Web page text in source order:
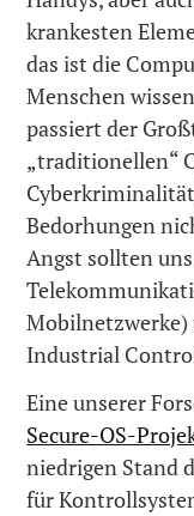
krankesten
das ist die
Menschen
passiert der
„traditionellen“
Bedorhungen
Angst sollten
Mobilnetzwerke)
Industrial
Eine unserer
Secure-OS-
niedrigen Stand
für